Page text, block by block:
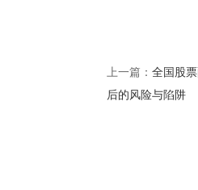
上一篇： 全国股
后的风险与陷阱